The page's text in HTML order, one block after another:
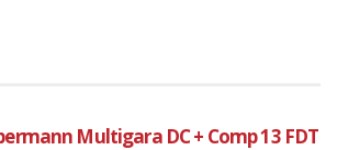
Multigara DC + Comp 13 FDT